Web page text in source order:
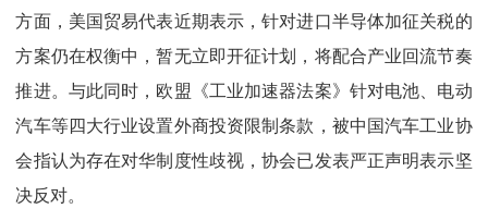
方面，美国贸易代表近期表示，针对进口半导体加征关税的
方案仍在权衡中，暂无立即开征计划，将配合产业回流节奏
推进。与此同时，欧盟《工业加速器法案》针对电池、电动
汽车等四大行业设置外商投资限制条款，被中国汽车工业协
会指认为存在对华制度性歧视，协会已发表严正声明表示坚
决反对。